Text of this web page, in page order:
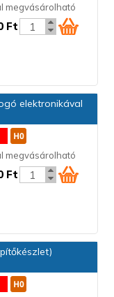
megvásárolható
Ft
elektronikával
megvásárolható
Ft